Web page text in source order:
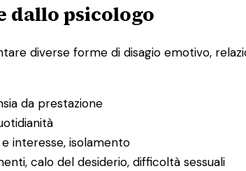
dallo psicologo
diverse forme di disagio emotivo,
da prestazione
interesse, isolamento
calo del desiderio, difficoltà sessuali